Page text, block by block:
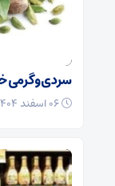
سردی و گرمی